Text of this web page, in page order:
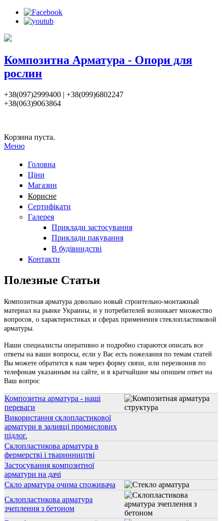
Композитна Арматура - Опори для
рослин
+38(097)2999400 | +38(099)6802247
+38(063)9063864
Корзина пуста.
Меню
Головна
Ціни
Магазин
Корисне
Сертифікати
Галерея
Приклади застосування
Приклади пакування
В будівнидстві
Контакти
Полезные Статьи
Композитная арматура довольно новый строительно-монтажный
материал на рынке Украины, и у потребителей возникает множество
вопросов, о характеристиках и сферах применения стеклопластиковой
арматуры.
Наши специалисты оперативно и подробно стараются описать все
ответы на ваши вопросы, если у Вас есть пожелания по темам статей
Вы можете обратится к нам через форму связи, или перезвонив по
телефонам указанным на сайте, и в кратчайшие мы опишем ответ на
Ваш вопрос
Композитна арматура - наші
переваги
Використання склопластикової
арматури в заливці промислових
підлог.
Склопластикова арматура в
фермерстві і тваринництві
Застосування композитної
арматури на дачі
Скло арматура очима споживача
Склопластикова арматура
зчеплення з бетоном